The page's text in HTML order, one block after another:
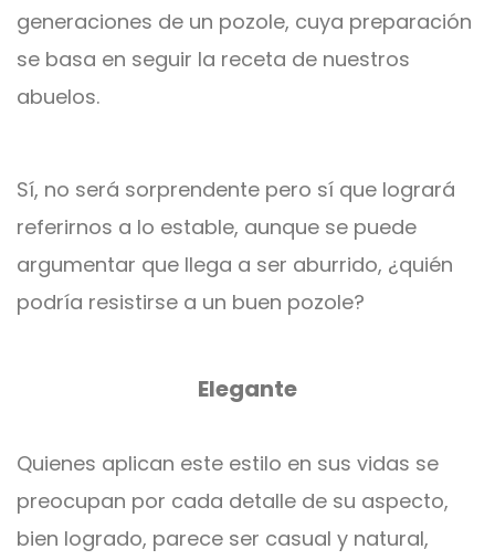
generaciones de un pozole, cuya preparación
se basa en seguir la receta de nuestros
abuelos.
Sí, no será sorprendente pero sí que logrará
referirnos a lo estable, aunque se puede
argumentar que llega a ser aburrido, ¿quién
podría resistirse a un buen pozole?
Elegante
Quienes aplican este estilo en sus vidas se
preocupan por cada detalle de su aspecto,
bien logrado, parece ser casual y natural,